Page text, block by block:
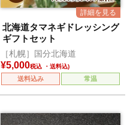
北海道タマネギドレッシング
ギフトセット
［札幌］国分北海道
¥5,000税込
送料込み 常温